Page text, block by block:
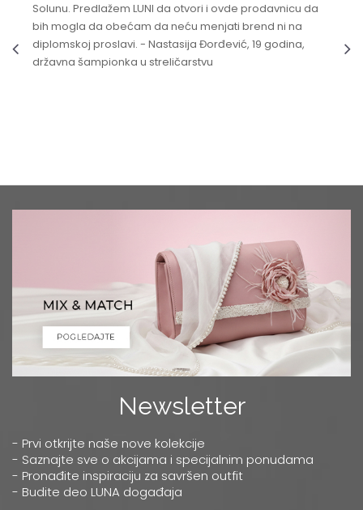
Solunu. Predlažem LUNI da otvori i ovde prodavnicu da
bih mogla da obećam da neću menjati brend ni na
diplomskoj proslavi. - Nastasija Đorđević, 19 godina,
državna šampionka u streličarstvu
Newsletter
- Prvi otkrijte naše nove kolekcije
- Saznajte sve o akcijama i specijalnim ponudama
- Pronađite inspiraciju za savršen outfit
- Budite deo LUNA događaja